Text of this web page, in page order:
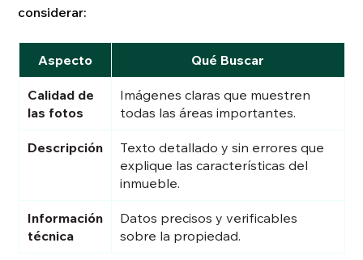
considerar:
Aspecto Qué Buscar
Calidad de
las fotos
Imágenes claras que muestren
todas las áreas importantes.
Descripción
Texto detallado y sin errores que
explique las características del
inmueble.
Información
técnica
Datos precisos y verificables
sobre la propiedad.